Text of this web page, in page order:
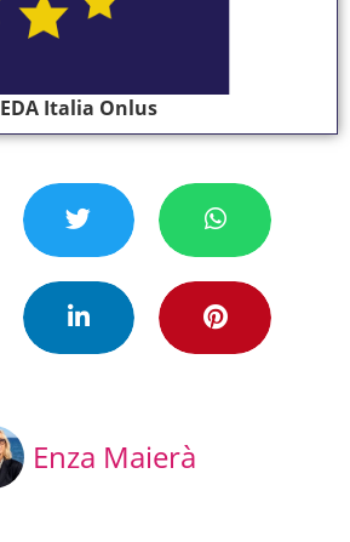
EDA Italia Onlus
Enza Maierà